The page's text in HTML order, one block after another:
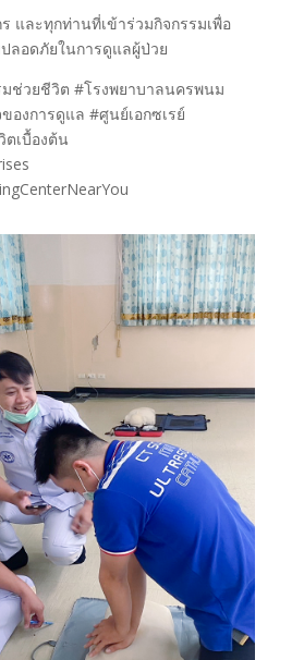
และทุกท่านที่เข้าร่วมกิจกรรมเพื่อ
ลอดภัยในการดูแลผู้ป่วย
มช่วยชีวิต #โรงพยาบาลนครพนม
องการดูแล #ศูนย์เอกซเรย์
ตเบื้องต้น